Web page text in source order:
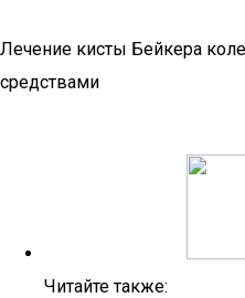
Лечение кисты Бейкера
средствами
Читайте также: